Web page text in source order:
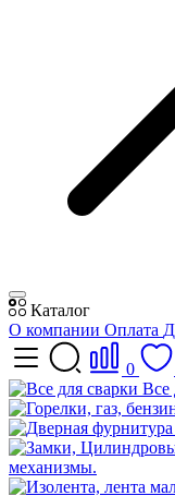
Каталог
О компании Оплата
0
Все
механизмы.